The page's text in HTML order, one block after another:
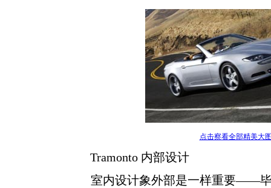
点击察看全部精美大
Tramonto 内部设计
室内设计象外部是一样重要——毕